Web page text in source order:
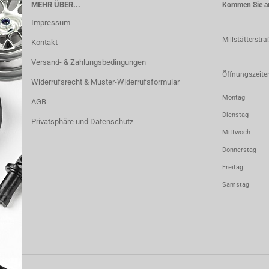
MEHR ÜBER...
Impressum
Kontakt
Versand- & Zahlungsbedingungen
Widerrufsrecht & Muster-Widerrufsformular
AGB
Privatsphäre und Datenschutz
Kommen Sie
Montag
Dienstag
Mittwoch
Donnerstag
Freitag
Samstag